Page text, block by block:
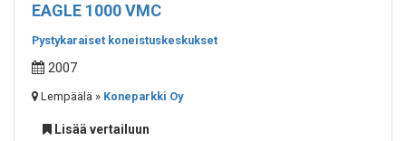
EAGLE 1000 VMC
Pystykaraiset koneistuskeskukset
2007
Lempäälä » Koneparkki Oy
Lisää vertailuun